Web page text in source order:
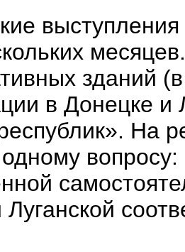
зданий
в Донецке и
На